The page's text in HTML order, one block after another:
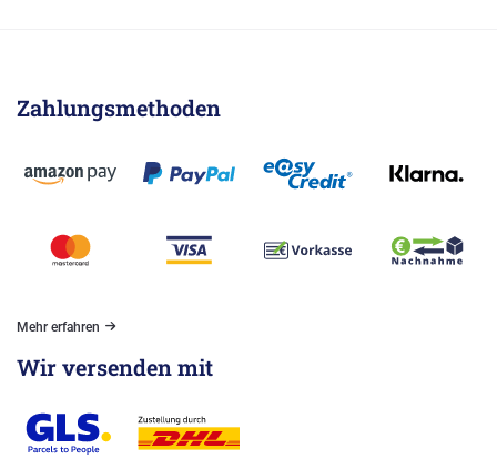
Zahlungsmethoden
Mehr erfahren
Wir versenden mit